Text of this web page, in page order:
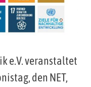
e.V. veranstaltet
den NET,